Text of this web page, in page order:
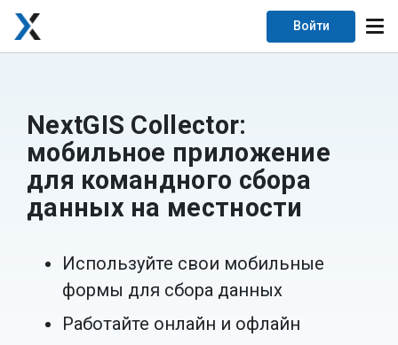
Войти
NextGIS Collector:
мобильное приложение
для командного сбора
данных на местности
Используйте свои мобильные
формы для сбора данных
Работайте онлайн и офлайн